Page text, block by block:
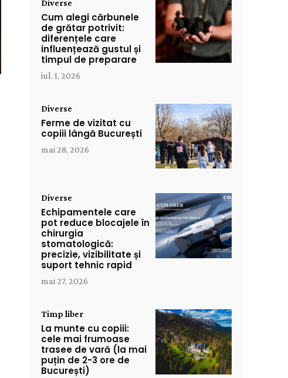
Diverse
Cum alegi cărbunele
de grătar potrivit:
diferențele care
influențează gustul și
timpul de preparare
iul. 1, 2026
Diverse
Ferme de vizitat cu
copiii lângă București
mai 28, 2026
Diverse
Echipamentele care
pot reduce blocajele în
chirurgia
stomatologică:
precizie, vizibilitate și
suport tehnic rapid
mai 27, 2026
Timp liber
La munte cu copiii:
cele mai frumoase
trasee de vară (la mai
puțin de 2-3 ore de
București)